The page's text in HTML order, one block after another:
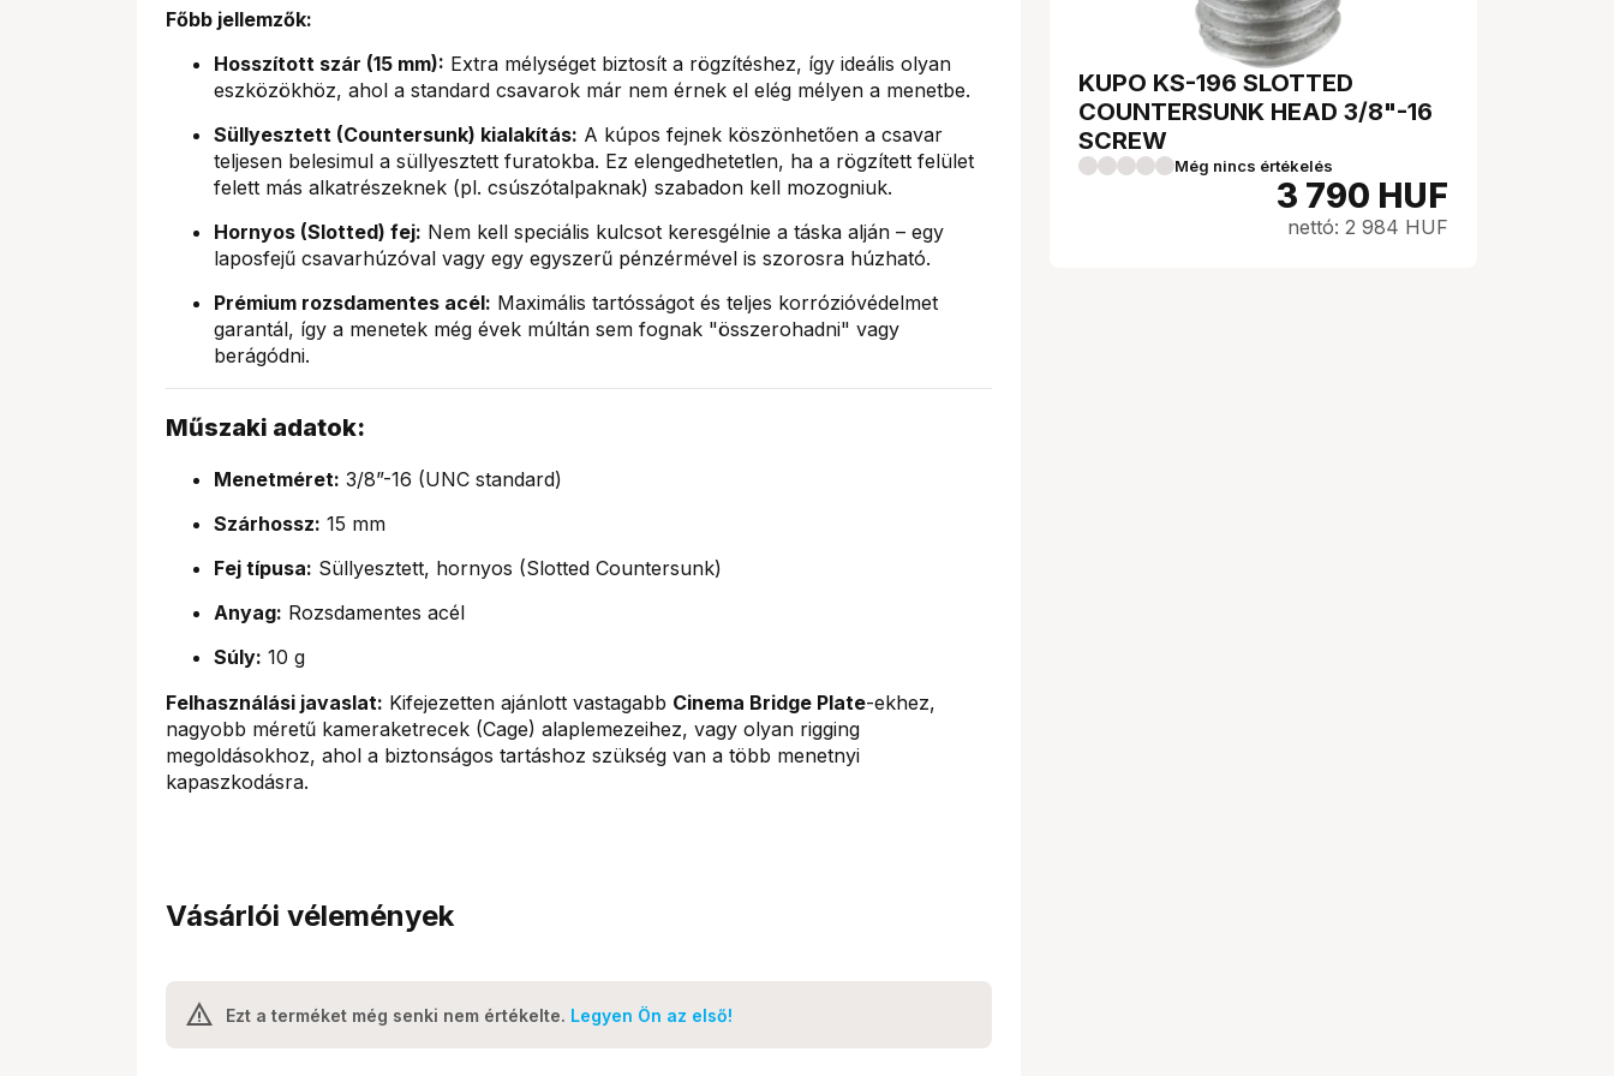
Főbb jellemzők:
Hosszított szár (15 mm): Extra mélységet biztosít a rögzítéshez, így ideális olyan
eszközökhöz, ahol a standard csavarok már nem érnek el elég mélyen a menetbe.
Süllyesztett (Countersunk) kialakítás: A kúpos fejnek köszönhetően a csavar
teljesen belesimul a süllyesztett furatokba. Ez elengedhetetlen, ha a rögzített felület
felett más alkatrészeknek (pl. csúszótalpaknak) szabadon kell mozogniuk.
Hornyos (Slotted) fej: Nem kell speciális kulcsot keresgélnie a táska alján – egy
laposfejű csavarhúzóval vagy egy egyszerű pénzérmével is szorosra húzható.
Prémium rozsdamentes acél: Maximális tartósságot és teljes korrózióvédelmet
garantál, így a menetek még évek múltán sem fognak "összerohadni" vagy
berágódni.
Műszaki adatok:
Menetméret: 3/8”-16 (UNC standard)
Szárhossz: 15 mm
Fej típusa: Süllyesztett, hornyos (Slotted Countersunk)
Anyag: Rozsdamentes acél
Súly: 10 g
Felhasználási javaslat: Kifejezetten ajánlott vastagabb Cinema Bridge Plate-ekhez,
nagyobb méretű kameraketrecek (Cage) alaplemezeihez, vagy olyan rigging
megoldásokhoz, ahol a biztonságos tartáshoz szükség van a több menetnyi
kapaszkodásra.
Vásárlói vélemények
Ezt a terméket még senki nem értékelte. Legyen Ön az első!
KUPO KS-196 SLOTTED
COUNTERSUNK HEAD 3/8"-16
SCREW
Még nincs értékelés
3 790 HUF
nettó: 2 984 HUF